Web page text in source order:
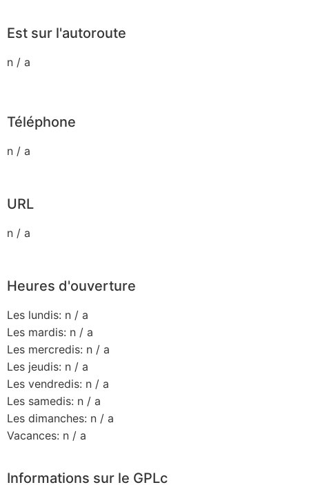
Est sur l'autoroute
n / a
Téléphone
n / a
URL
n / a
Heures d'ouverture
Les lundis: n / a
Les mardis: n / a
Les mercredis: n / a
Les jeudis: n / a
Les vendredis: n / a
Les samedis: n / a
Les dimanches: n / a
Vacances: n / a
Informations sur le GPLc